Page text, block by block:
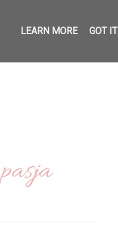
LEARN MORE GOT IT